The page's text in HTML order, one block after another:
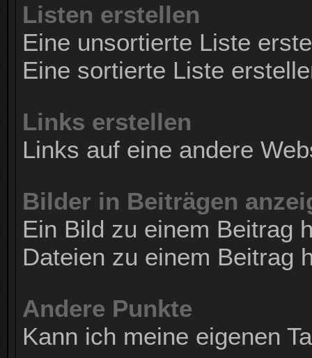
Listen erstellen
Eine unsortierte Liste
Eine sortierte Liste
Links erstellen
Links auf eine andere
Bilder in Beiträgen
Ein Bild zu einem Beitrag
Dateien zu einem Beitrag
Andere Punkte
Kann ich meine eigenen